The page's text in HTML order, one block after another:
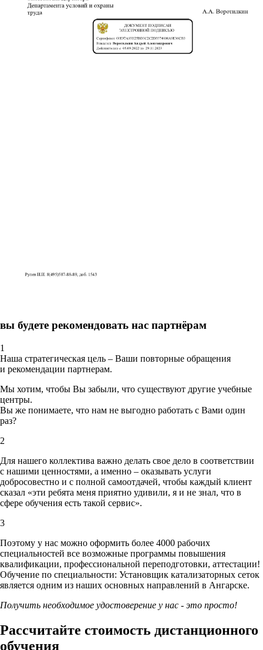
вы будете рекомендовать нас партнёрам
1
Наша стратегическая цель – Ваши повторные обращения
и рекомендации партнерам.
Мы хотим, чтобы Вы забыли, что существуют другие учебные
центры.
Вы же понимаете, что нам не выгодно работать с Вами один
раз?
2
Для нашего коллектива важно делать свое дело в соответствии
с нашими ценностями, а именно – оказывать услуги
добросовестно и с полной самоотдачей, чтобы каждый клиент
сказал «эти ребята меня приятно удивили, я и не знал, что в
сфере обучения есть такой сервис».
3
Поэтому у нас можно оформить более 4000 рабочих
специальностей все возможные программы повышения
квалификации, профессиональной переподготовки, аттестации!
Обучение по специальности: Установщик катализаторных сеток
является одним из наших основных направлений в Ангарске.
Получить необходимое удостоверение у нас - это просто!
Рассчитайте стоимость дистанционного
обучения